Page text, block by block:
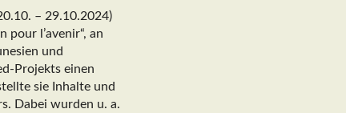
– 29.10.2024)
pour l’avenir“, an
und
Projekts einen
sie Inhalte und
Dabei wurden u. a.